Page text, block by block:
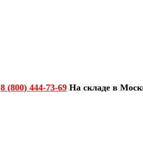
8 (800) 444-73-69 На складе в